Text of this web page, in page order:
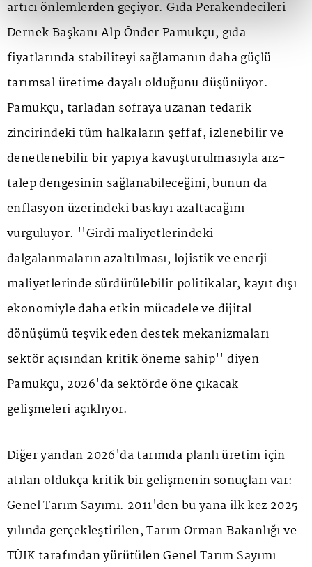
artıcı önlemlerden geçiyor. Gıda Perakendecileri
Dernek Başkanı Alp Önder Pamukçu, gıda
fiyatlarında stabiliteyi sağlamanın daha güçlü
tarımsal üretime dayalı olduğunu düşünüyor.
Pamukçu, tarladan sofraya uzanan tedarik
zincirindeki tüm halkaların şeffaf, izlenebilir ve
denetlenebilir bir yapıya kavuşturulmasıyla arz-
talep dengesinin sağlanabileceğini, bunun da
enflasyon üzerindeki baskıyı azaltacağını
vurguluyor. ''Girdi maliyetlerindeki
dalgalanmaların azaltılması, lojistik ve enerji
maliyetlerinde sürdürülebilir politikalar, kayıt dışı
ekonomiyle daha etkin mücadele ve dijital
dönüşümü teşvik eden destek mekanizmaları
sektör açısından kritik öneme sahip'' diyen
Pamukçu, 2026'da sektörde öne çıkacak
gelişmeleri açıklıyor.
Diğer yandan 2026'da tarımda planlı üretim için
atılan oldukça kritik bir gelişmenin sonuçları var:
Genel Tarım Sayımı. 2011'den bu yana ilk kez 2025
yılında gerçekleştirilen, Tarım Orman Bakanlığı ve
TÜİK tarafından yürütülen Genel Tarım Sayımı